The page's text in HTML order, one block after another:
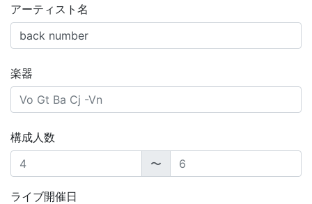
アーティスト名
楽器
構成人数
〜
ライブ開催日